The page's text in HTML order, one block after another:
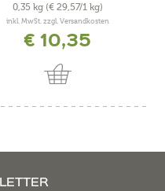
0,35 kg (€ 29,57/1 kg)
inkl. MwSt. zzgl. Versandkosten
€ 10,35